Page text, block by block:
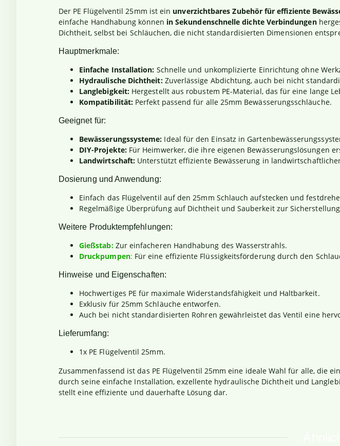
Der PE Flügelventil 25mm ist ein unverzichtbares Zubehör für effiziente
einfache Handhabung können in Sekundenschnelle dichte Verbindungen
Dichtheit, selbst bei Schläuchen, die nicht standardisierten Dimensionen
Hauptmerkmale:
Einfache Installation: Schnelle und unkomplizierte Einrichtung ohne
Hydraulische Dichtheit:Zuverlässige Abdichtung, auch bei nicht
Langlebigkeit:Hergestellt aus robustem PE-Material, das für eine lange
Kompatibilität: Perfekt passend für alle 25mm Bewässerungsschläuche.
Geeignet für:
Bewässerungssysteme: Ideal für den Einsatz in
DIY-Projekte:Für Heimwerker, die ihre eigenen Bewässerungslösungen
Landwirtschaft: Unterstützt effiziente Bewässerung in
Dosierung und Anwendung:
Einfach das Flügelventil auf den 25mm Schlauch aufstecken und
Regelmäßige Überprüfung auf Dichtheit und Sauberkeit zur
Weitere Produktempfehlungen:
Gießstab: Zur einfacheren Handhabung des Wasserstrahls.
Druckpumpen: Für eine effiziente Flüssigkeitsförderung durch den
Hinweise und Eigenschaften:
Hochwertiges PE für maximale Widerstandsfähigkeit und Haltbarkeit.
Exklusiv für 25mm Schläuche entworfen.
Auch bei nicht standardisierten Rohren gewährleistet das Ventil eine
Lieferumfang:
1x PE Flügelventil 25mm.
Zusammenfassend ist das PE Flügelventil 25mm eine ideale Wahl für alle, die
durch seine einfache Installation, exzellente hydraulische Dichtheit und
stellt eine effiziente und dauerhafte Lösung dar.